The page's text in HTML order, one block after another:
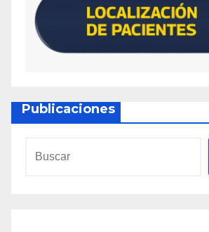
Publicaciones